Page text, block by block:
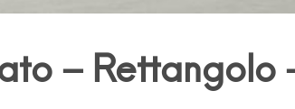
– Rettangolo